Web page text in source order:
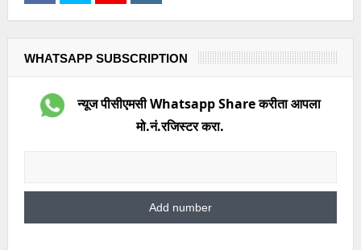
WHATSAPP SUBSCRIPTION
न्यूज पीसीएमसी Whatsapp Share करीता आपला
मो.नं.रजिस्टर करा.